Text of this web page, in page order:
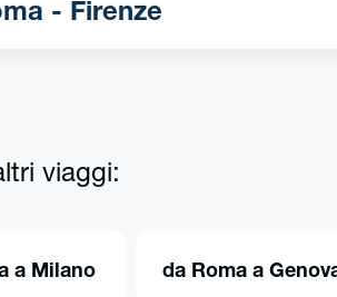
- Firenze
viaggi:
a Milano da Roma a